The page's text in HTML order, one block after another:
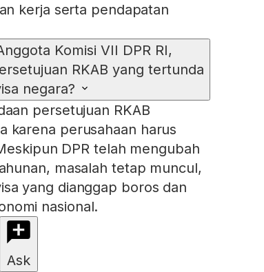
kerja serta pendapatan
Komisi VII DPR RI,
RKAB yang tertunda
negara?
persetujuan RKAB
karena perusahaan harus
DPR telah mengubah
masalah tetap muncul,
yang dianggap boros dan
nasional.
Ask